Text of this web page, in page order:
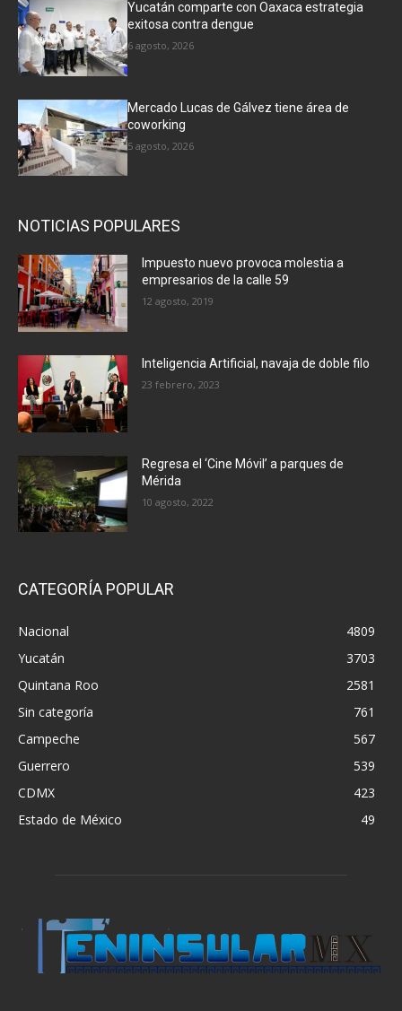
Yucatán comparte con Oaxaca estrategia
exitosa contra dengue
6 agosto, 2026
Mercado Lucas de Gálvez tiene área de
coworking
5 agosto, 2026
NOTICIAS POPULARES
Impuesto nuevo provoca molestia a
empresarios de la calle 59
12 agosto, 2019
Inteligencia Artificial, navaja de doble filo
23 febrero, 2023
Regresa el ‘Cine Móvil’ a parques de
Mérida
10 agosto, 2022
CATEGORÍA POPULAR
Nacional
4809
Yucatán
3703
Quintana Roo
2581
Sin categoría
761
Campeche
567
Guerrero
539
CDMX
423
Estado de México
49